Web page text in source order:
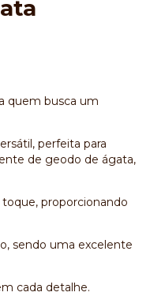
quem busca um
perfeita para
de geodo de ágata,
proporcionando
sendo uma excelente
cada detalhe.